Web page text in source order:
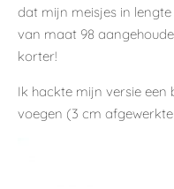
dat mijn meisjes in
van maat 98
korter!
Ik hackte mijn versie
voegen (3 cm